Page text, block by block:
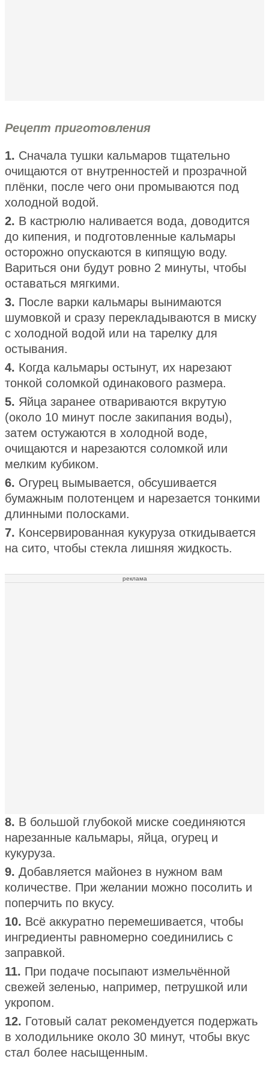
Рецепт приготовления
1. Сначала тушки кальмаров тщательно
очищаются от внутренностей и прозрачной
плёнки, после чего они промываются под
холодной водой.
2. В кастрюлю наливается вода, доводится
до кипения, и подготовленные кальмары
осторожно опускаются в кипящую воду.
Вариться они будут ровно 2 минуты, чтобы
оставаться мягкими.
3. После варки кальмары вынимаются
шумовкой и сразу перекладываются в миску
с холодной водой или на тарелку для
остывания.
4. Когда кальмары остынут, их нарезают
тонкой соломкой одинакового размера.
5. Яйца заранее отвариваются вкрутую
(около 10 минут после закипания воды),
затем остужаются в холодной воде,
очищаются и нарезаются соломкой или
мелким кубиком.
6. Огурец вымывается, обсушивается
бумажным полотенцем и нарезается тонкими
длинными полосками.
7. Консервированная кукуруза откидывается
на сито, чтобы стекла лишняя жидкость.
реклама
8. В большой глубокой миске соединяются
нарезанные кальмары, яйца, огурец и
кукуруза.
9. Добавляется майонез в нужном вам
количестве. При желании можно посолить и
поперчить по вкусу.
10. Всё аккуратно перемешивается, чтобы
ингредиенты равномерно соединились с
заправкой.
11. При подаче посыпают измельчённой
свежей зеленью, например, петрушкой или
укропом.
12. Готовый салат рекомендуется подержать
в холодильнике около 30 минут, чтобы вкус
стал более насыщенным.